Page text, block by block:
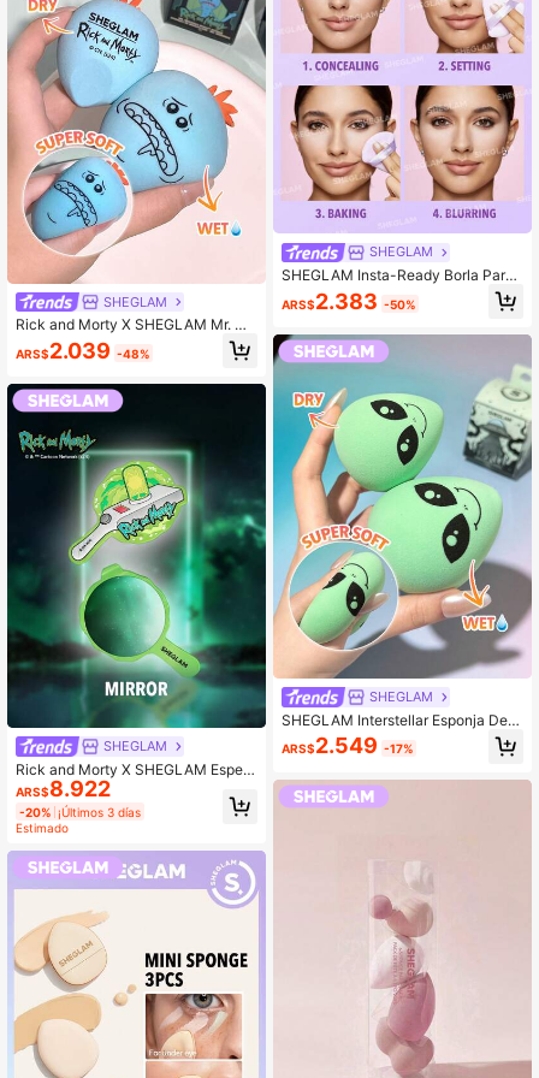
SHEGLAM
Rick and Morty X SHEGLAM Mr. Me
eseeks Esponja De Belleza Marca
De Belleza CosméTica Maquillaje P
ARS$2.039 -48%
SHEGLAM
Rick and Morty X SHEGLAM Espejo
De Mano Marca De Belleza Cosmé
Tica Maquillaje Para Mujeres Y Niñ
As
ARS$8.922
-20% ¡Últimos 3 días
Estimado
SHEGLAM
SHEGLAM Insta-Ready Borla Para
Polvos Marca De Belleza CosméTic
a Maquillaje Para Mujeres Y NiñAs
ARS$2.383 -50%
SHEGLAM
SHEGLAM Interstellar Esponja De B
elleza Marca De Belleza CosméTic
a Maquillaje Para Mujeres Y NiñAs
ARS$2.549 -17%